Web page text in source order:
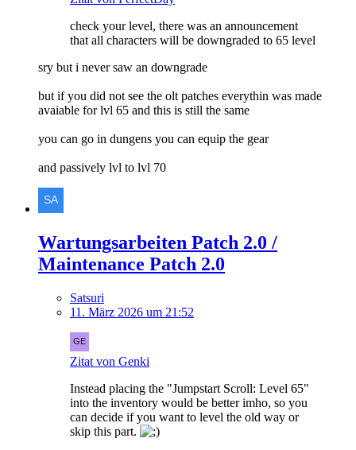
check your level, there was an announcement
that all characters will be downgraded to 65 level
sry but i never saw an downgrade
but if you did not see the olt patches everythin was made
avaiable for lvl 65 and this is still the same
you can go in dungens you can equip the gear
and passively lvl to lvl 70
Wartungsarbeiten Patch 2.0 /
Maintenance Patch 2.0
Satsuri
11. März 2026 um 21:52
Zitat von Genki
Instead placing the "Jumpstart Scroll: Level 65"
into the inventory would be better imho, so you
can decide if you want to level the old way or
skip this part.